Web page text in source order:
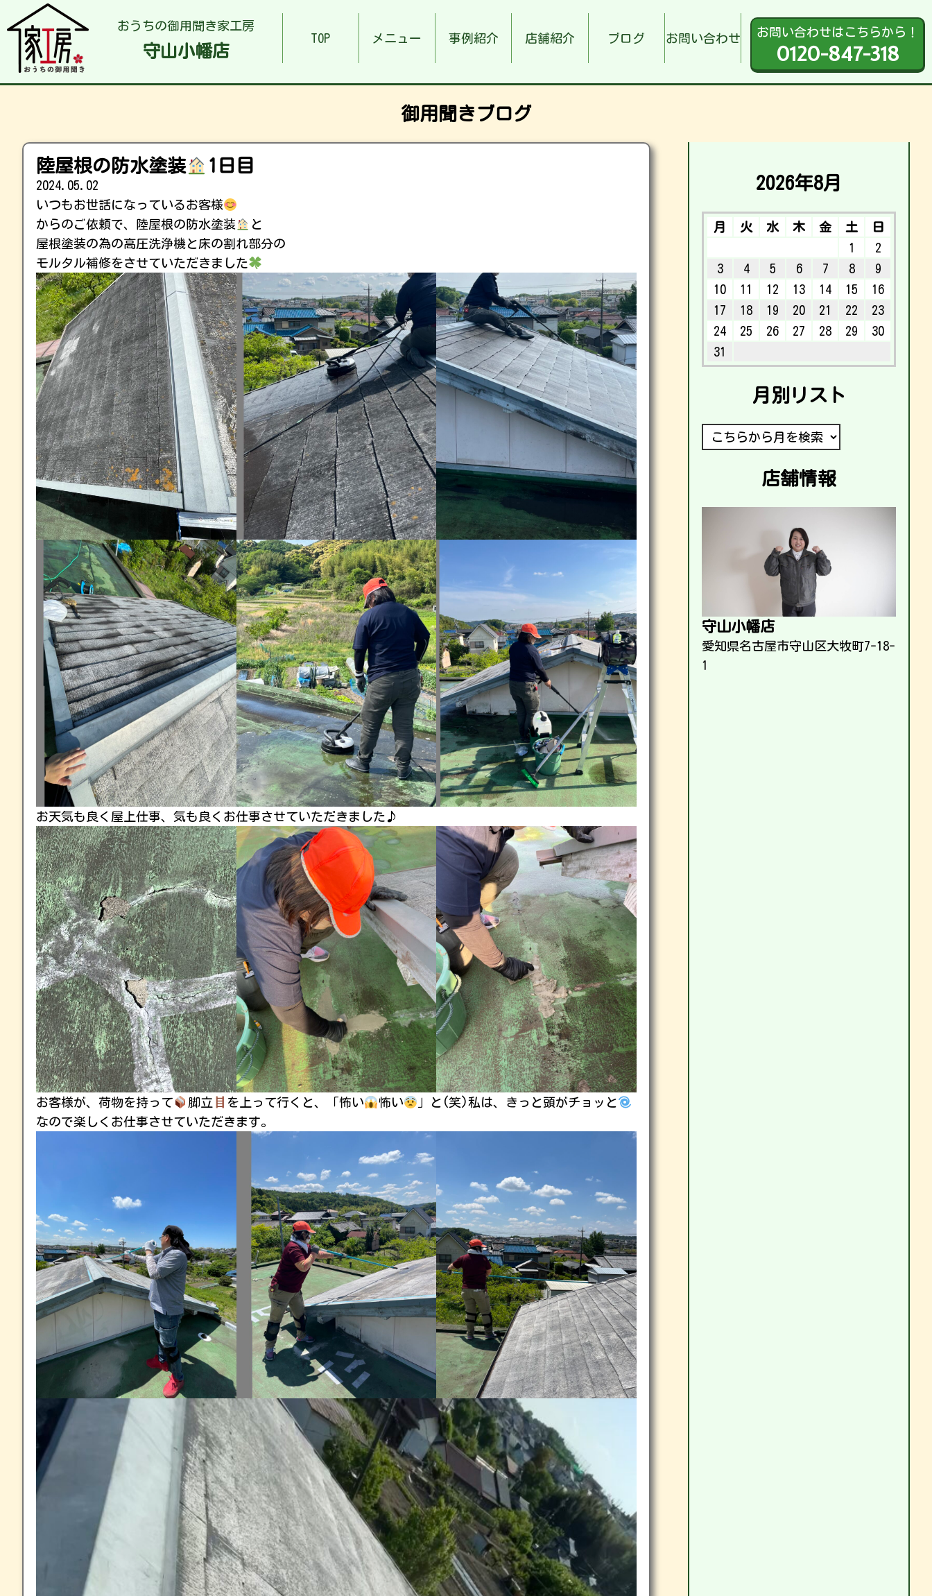
おうちの御用聞き家工房
守山小幡店
TOP メニュー 事例紹介 店舗紹介 ブログ お問い合わせ お問い合わせはこちらから！
0120-847-318
御用聞きブログ
陸屋根の防水塗装 1日目
2024.05.02
いつもお世話になっているお客様
からのご依頼で、陸屋根の防水塗装
と
屋根塗装の為の高圧洗浄機と床の割れ部分の
モルタル補修をさせていただきました
お天気も良く屋上仕事、気も良くお仕事させていただきました♪
お客様が、荷物を持って 脚立 を上って行くと、「怖い 怖い
」と(笑)私は、きっと頭がチョッと
なので楽しくお仕事させていただきます。
2026年8月
月 火 水 木 金 土
日
1
2
3
4 5 6 7 8
9
10
11 12 13 14 15
16
17
18 19 20 21 22
23
24
25 26 27 28 29
30
31
月別リスト
店舗情報
守山小幡店
愛知県名古屋市守山区大牧町7-18-
1